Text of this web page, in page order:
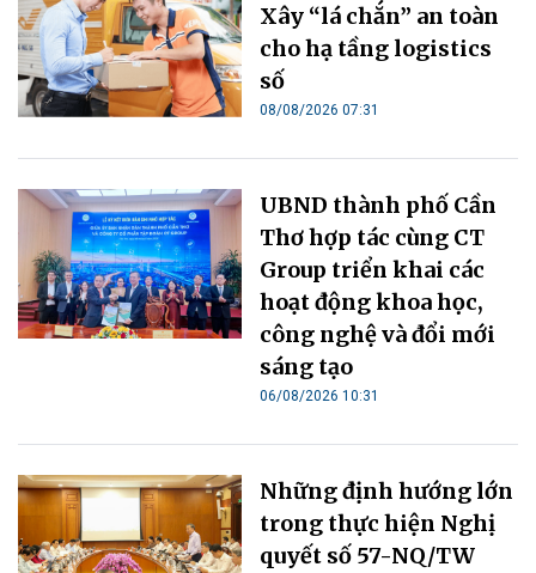
Xây “lá chắn” an toàn
cho hạ tầng logistics
số
08/08/2026 07:31
UBND thành phố Cần
Thơ hợp tác cùng CT
Group triển khai các
hoạt động khoa học,
công nghệ và đổi mới
sáng tạo
06/08/2026 10:31
Những định hướng lớn
trong thực hiện Nghị
quyết số 57-NQ/TW